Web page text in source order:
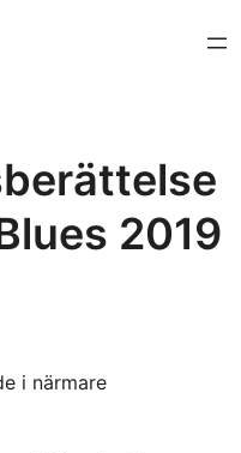
2019
i närmare